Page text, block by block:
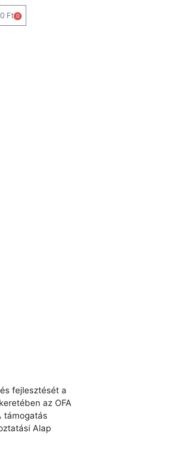
0 Ft 0
fejlesztését a
az OFA
támogatás
Alap